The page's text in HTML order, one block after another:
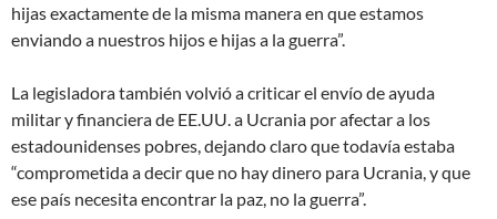
hijas exactamente de la misma manera en que estamos
enviando a nuestros hijos e hijas a la guerra”.
La legisladora también volvió a criticar el envío de ayuda
militar y financiera de EE.UU. a Ucrania por afectar a los
estadounidenses pobres, dejando claro que todavía estaba
“comprometida a decir que no hay dinero para Ucrania, y que
ese país necesita encontrar la paz, no la guerra”.